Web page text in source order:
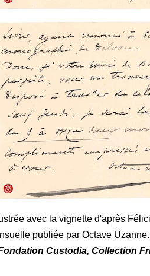
avec la vignette d'après
publiée par Octave
Custodia, Collection